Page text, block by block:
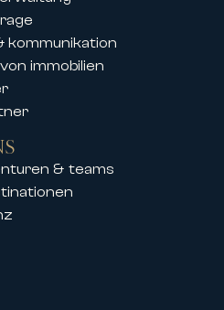
sodass Sie
Immobilien
Kunden auch
an,
kommunikation
immobilien
& teams